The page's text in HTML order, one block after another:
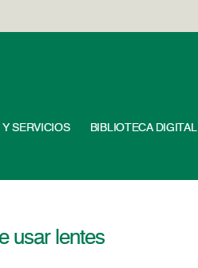
SERVICIOS BIBLIOTECA DIGITAL
usar lentes